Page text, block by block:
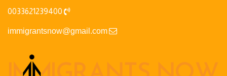
immigrantsnow@gmail.com